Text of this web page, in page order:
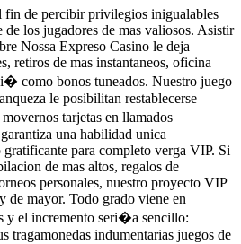
de percibir privilegios inigualables
de los jugadores de mas valiosos. Asistir
Nossa Expreso Casino le deja
retiros de mas instantaneos, oficina
como bonos tuneados. Nuestro juego
le posibilitan restablecerse
tarjetas en llamados
una habilidad unica
para completo verga VIP. Si
de mas altos, regalos de
personales, nuestro proyecto VIP
de mayor. Todo grado viene en
y el incremento seri�a sencillo:
tragamonedas indumentarias juegos de